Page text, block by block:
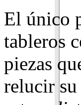
El único
tableros
pie­zas
relucir